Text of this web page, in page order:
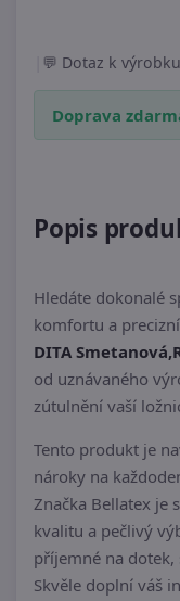
Dotaz k výrobku
Doprava
Popis
Hledáte dokonalé
komfortu a
DITA
od uznávaného
zútulnění vaší
Tento produkt je
nároky na
Značka Bellatex je
kvalitu a pečlivý
příjemné na dotek,
Skvěle doplní váš